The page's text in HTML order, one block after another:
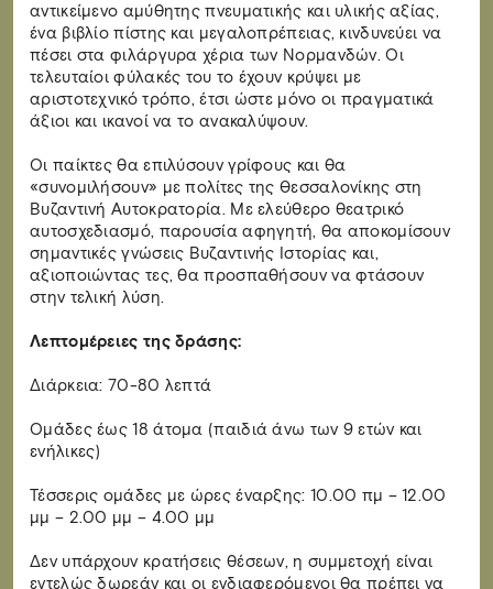
αντικείμενο αμύθητης πνευματικής και υλικής αξίας,
ένα βιβλίο πίστης και μεγαλοπρέπειας, κινδυνεύει να
πέσει στα φιλάργυρα χέρια των Νορμανδών. Οι
τελευταίοι φύλακές του το έχουν κρύψει με
αριστοτεχνικό τρόπο, έτσι ώστε μόνο οι πραγματικά
άξιοι και ικανοί να το ανακαλύψουν.
Οι παίκτες θα επιλύσουν γρίφους και θα
«συνομιλήσουν» με πολίτες της Θεσσαλονίκης στη
Βυζαντινή Αυτοκρατορία. Με ελεύθερο θεατρικό
αυτοσχεδιασμό, παρουσία αφηγητή, θα αποκομίσουν
σημαντικές γνώσεις Βυζαντινής Ιστορίας και,
αξιοποιώντας τες, θα προσπαθήσουν να φτάσουν
στην τελική λύση.
Λεπτομέρειες της δράσης:
Διάρκεια: 70-80 λεπτά
Ομάδες έως 18 άτομα (παιδιά άνω των 9 ετών και
ενήλικες)
Τέσσερις ομάδες με ώρες έναρξης: 10.00 πμ – 12.00
μμ – 2.00 μμ – 4.00 μμ
Δεν υπάρχουν κρατήσεις θέσεων, η συμμετοχή είναι
εντελώς δωρεάν και οι ενδιαφερόμενοι θα πρέπει να